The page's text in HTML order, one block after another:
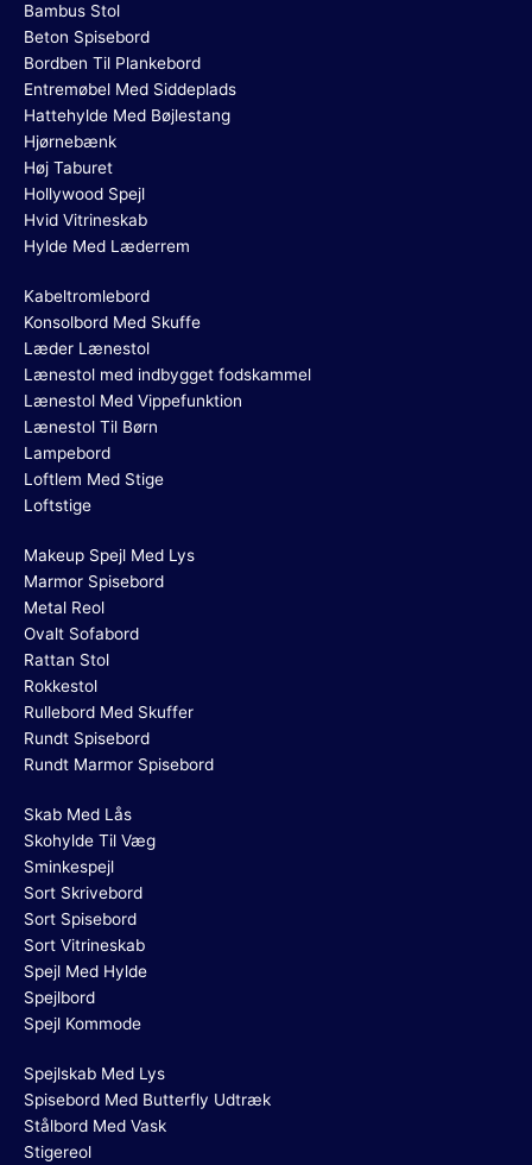
Bambus Stol
Beton Spisebord
Bordben Til Plankebord
Entremøbel Med Siddeplads
Hattehylde Med Bøjlestang
Hjørnebænk
Høj Taburet
Hollywood Spejl
Hvid Vitrineskab
Hylde Med Læderrem
Kabeltromlebord
Konsolbord Med Skuffe
Læder Lænestol
Lænestol med indbygget fodskammel
Lænestol Med Vippefunktion
Lænestol Til Børn
Lampebord
Loftlem Med Stige
Loftstige
Makeup Spejl Med Lys
Marmor Spisebord
Metal Reol
Ovalt Sofabord
Rattan Stol
Rokkestol
Rullebord Med Skuffer
Rundt Spisebord
Rundt Marmor Spisebord
Skab Med Lås
Skohylde Til Væg
Sminkespejl
Sort Skrivebord
Sort Spisebord
Sort Vitrineskab
Spejl Med Hylde
Spejlbord
Spejl Kommode
Spejlskab Med Lys
Spisebord Med Butterfly Udtræk
Stålbord Med Vask
Stigereol